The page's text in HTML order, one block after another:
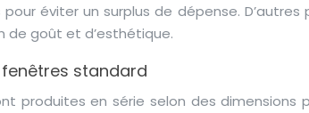
éviter un surplus de dépense.
de goût et d’esthétique.
standard
produites en série selon des dimensions